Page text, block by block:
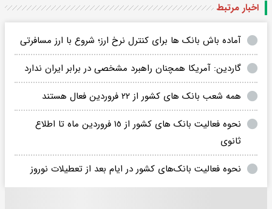
اخبار مرتبط
آماده باش بانک ها برای کنترل نرخ ارز؛ شروع با ارز مسافرتی
گاردین: آمریکا همچنان راهبرد مشخصی در برابر ایران ندارد
همه شعب بانک های کشور از ۲۲ فروردین فعال هستند
نحوه فعالیت بانک های کشور از ١٥ فروردین ماه تا اطلاع
ثانوی
نحوه فعالیت بانک‌های کشور در ایام بعد از تعطیلات نوروز ‌